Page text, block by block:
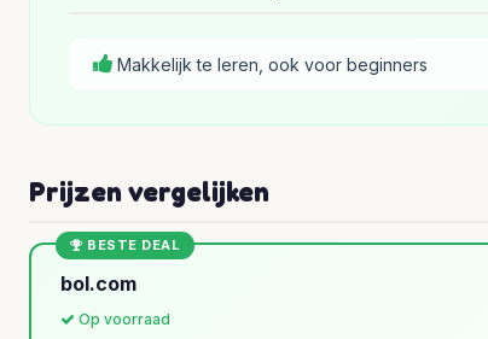
Makkelijk te leren, ook voor beginners
Prijzen vergelijken
BESTE DEAL
bol.com
Op voorraad